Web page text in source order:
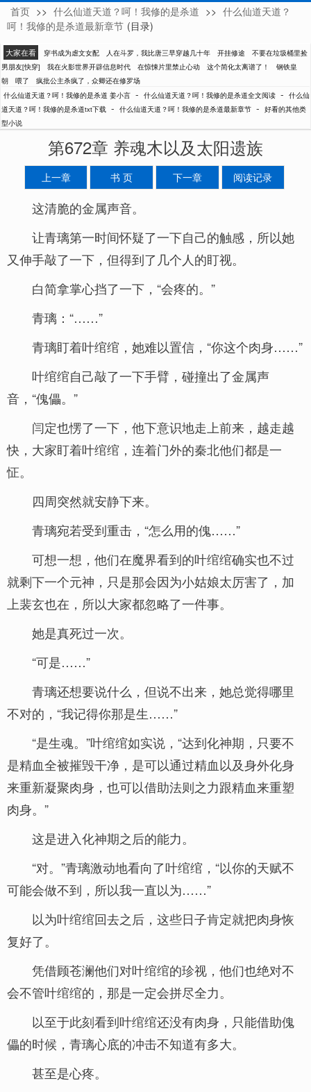
姜小言
首页 >> 什么仙道天道？呵！我修的是杀道 >> 什么仙道天道？
呵！我修的是杀道最新章节 (目录)
大家在看 穿书成为虐文女配 人在斗罗，我比唐三早穿越几十年 开挂修途
不要在垃圾桶里捡
男朋友[快穿]
我在火影世界开辟信息时代 在惊悚片里禁止心动 这个简化太离谱了！
钢铁皇
朝
喂了
疯批公主杀疯了，众卿还在修罗场
什么仙道天道？呵！我修的是杀道 姜小言 - 什么仙道天道？呵！我修的是杀道全文阅读 - 什么仙
道天道？呵！我修的是杀道txt下载 - 什么仙道天道？呵！我修的是杀道最新章节 - 好看的其他类
型小说
第672章 养魂木以及太阳遗族
上一章 书 页 下一章 阅读记录
这清脆的金属声音。
让青璃第一时间怀疑了一下自己的触感，所以她
又伸手敲了一下，但得到了几个人的盯视。
白简拿掌心挡了一下，“会疼的。”
青璃：“……”
青璃盯着叶绾绾，她难以置信，“你这个肉身……”
叶绾绾自己敲了一下手臂，碰撞出了金属声
音，“傀儡。”
闫定也愣了一下，他下意识地走上前来，越走越
快，大家盯着叶绾绾，连着门外的秦北他们都是一
怔。
四周突然就安静下来。
青璃宛若受到重击，“怎么用的傀……”
可想一想，他们在魔界看到的叶绾绾确实也不过
就剩下一个元神，只是那会因为小姑娘太厉害了，加
上裴玄也在，所以大家都忽略了一件事。
她是真死过一次。
“可是……”
青璃还想要说什么，但说不出来，她总觉得哪里
不对的，“我记得你那是生……”
“是生魂。”叶绾绾如实说，“达到化神期，只要不
是精血全被摧毁干净，是可以通过精血以及身外化身
来重新凝聚肉身，也可以借助法则之力跟精血来重塑
肉身。”
这是进入化神期之后的能力。
“对。”青璃激动地看向了叶绾绾，“以你的天赋不
可能会做不到，所以我一直以为……”
以为叶绾绾回去之后，这些日子肯定就把肉身恢
复好了。
凭借顾苍澜他们对叶绾绾的珍视，他们也绝对不
会不管叶绾绾的，那是一定会拼尽全力。
以至于此刻看到叶绾绾还没有肉身，只能借助傀
儡的时候，青璃心底的冲击不知道有多大。
甚至是心疼。